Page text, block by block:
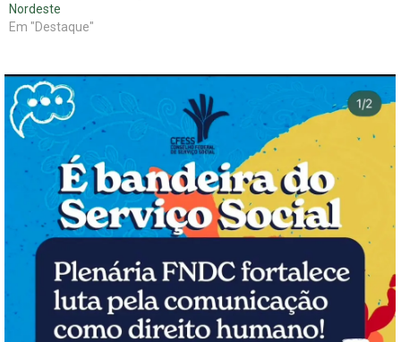
Nordeste
Em "Destaque"